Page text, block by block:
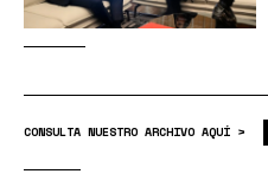
CONSULTA NUESTRO ARCHIVO AQUÍ >